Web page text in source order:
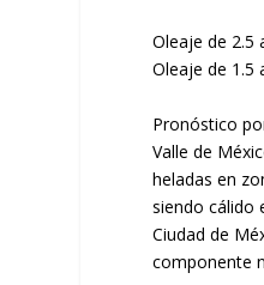
Oleaje de 2.5
Oleaje de 1.5
Pronóstico
Valle de
heladas en
siendo cálido
Ciudad de
componente